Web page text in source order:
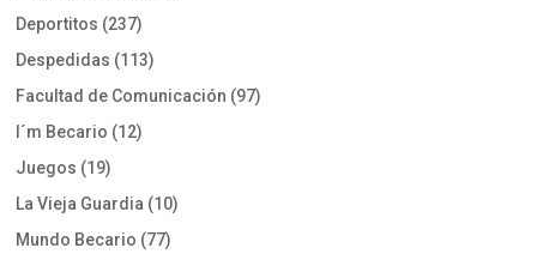
Deportitos (237)
Despedidas (113)
Facultad de Comunicación (97)
I´m Becario (12)
Juegos (19)
La Vieja Guardia (10)
Mundo Becario (77)